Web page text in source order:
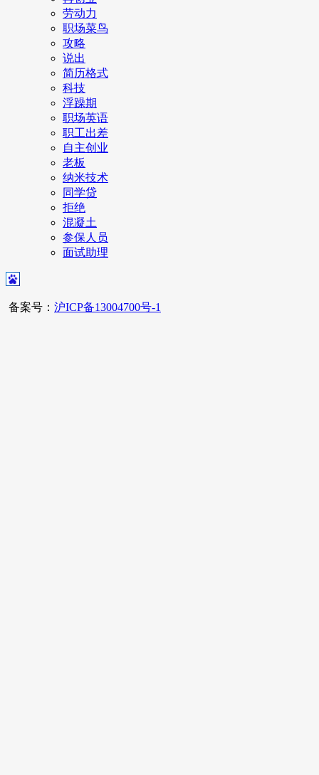
劳动力
职场菜鸟
攻略
说出
简历格式
科技
浮躁期
职场英语
职工出差
自主创业
老板
纳米技术
同学贷
拒绝
混凝土
参保人员
面试助理
备案号： 沪ICP备13004700号-1